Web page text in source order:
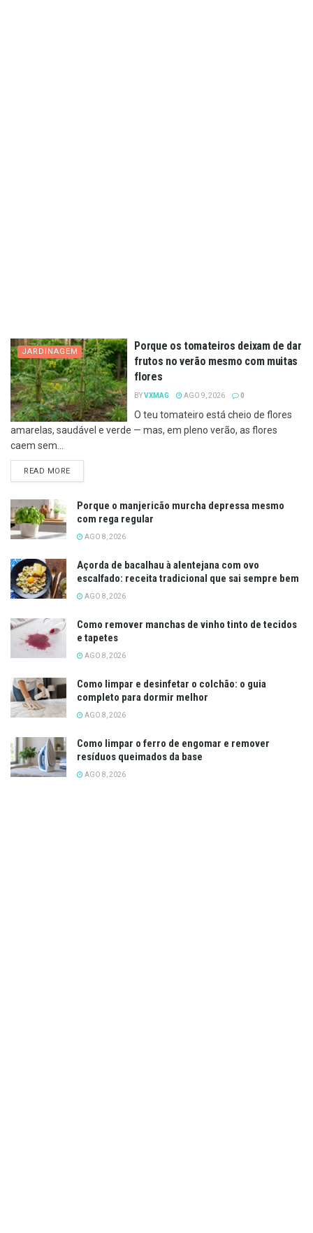
JARDINAGEM
Porque os tomateiros deixam de dar
frutos no verão mesmo com muitas
flores
BYVXMAG AGO 9, 2026 0
O teu tomateiro está cheio de flores
amarelas, saudável e verde — mas, em pleno verão, as flores
caem sem...
READ MOREDETAILS
Porque o manjericão murcha depressa mesmo
com rega regular
AGO 8, 2026
Açorda de bacalhau à alentejana com ovo
escalfado: receita tradicional que sai sempre bem
AGO 8, 2026
Como remover manchas de vinho tinto de tecidos
e tapetes
AGO 8, 2026
Como limpar e desinfetar o colchão: o guia
completo para dormir melhor
AGO 8, 2026
Como limpar o ferro de engomar e remover
resíduos queimados da base
AGO 8, 2026